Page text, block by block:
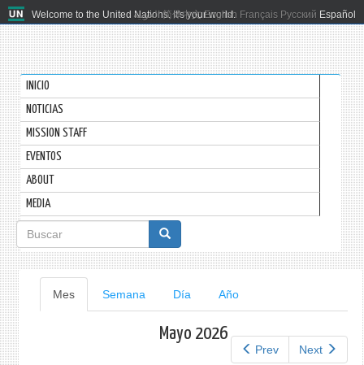
Welcome to the United Nations. It's your world.
العربية 简体中文 English Français Русский Español
INICIO
NOTICIAS
MISSION STAFF
EVENTOS
ABOUT
MEDIA
Formulario
de
búsqueda
Solapas
principales
Mes(solapa
activa)
Semana Día Año
Prev Next
Mayo 2026